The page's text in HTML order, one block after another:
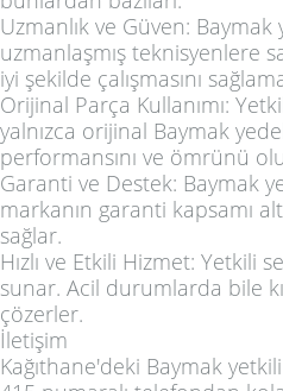
Uzmanlık ve Güven:
uzmanlaşmış teknisyenlere
iyi şekilde çalışmasını
Orijinal Parça Kullanımı:
yalnızca orijinal Baymak
performansını ve ömrünü
Garanti ve Destek: Baymak
markanın garanti kapsamı
sağlar.
Hızlı ve Etkili Hizmet: Yetkili
sunar. Acil durumlarda bile
çözerler.
İletişim
Kağıthane'deki Baymak